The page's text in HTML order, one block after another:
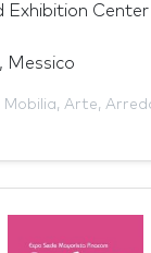
Exhibition Center
Messico
Mobilia, Arte,